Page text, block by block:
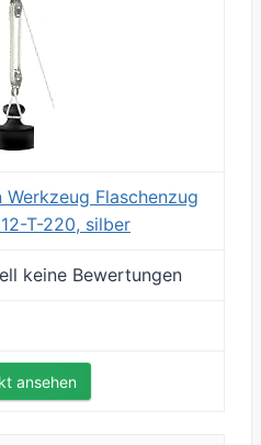
Werkzeug Flaschenzug
T-220, silber
keine Bewertungen
ansehen